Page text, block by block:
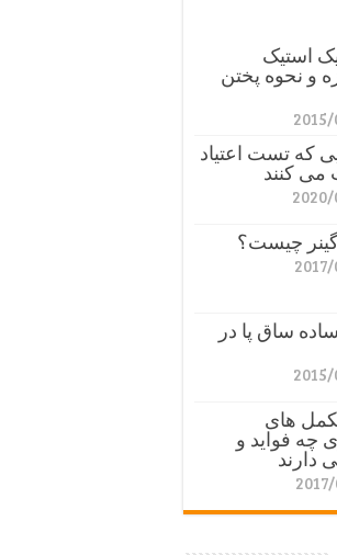
یک استیک
و نحوه پختن
که تست اعتیاد
می کنند
چیست؟
ساق پا در
های
چه فواید و
دارند